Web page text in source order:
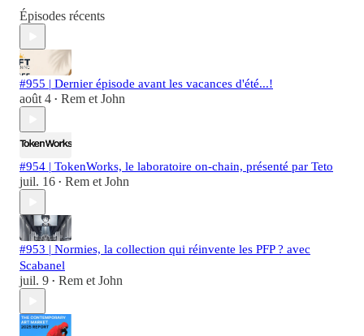
Épisodes récents
#955 | Dernier épisode avant les vacances d'été...!
août 4 • Rem et John
#954 | TokenWorks, le laboratoire on-chain, présenté par Teto
juil. 16 • Rem et John
#953 | Normies, la collection qui réinvente les PFP ? avec
Scabanel
juil. 9 • Rem et John